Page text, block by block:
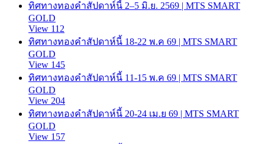
ทิศทางทองคำสัปดาห์นี้ 2–5 มิ.ย. 2569 | MTS SMART
GOLD
View 112
ทิศทางทองคำสัปดาห์นี้ 18-22 พ.ค 69 | MTS SMART
GOLD
View 145
ทิศทางทองคำสัปดาห์นี้ 11-15 พ.ค 69 | MTS SMART
GOLD
View 204
ทิศทางทองคำสัปดาห์นี้ 20-24 เม.ย 69 | MTS SMART
GOLD
View 157